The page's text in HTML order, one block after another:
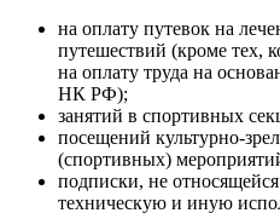
на оплату путевок на
путешествий (кроме тех,
на оплату труда на
НК РФ);
занятий в спортивных
посещений культурно-
(спортивных)
подписки, не
техническую и иную